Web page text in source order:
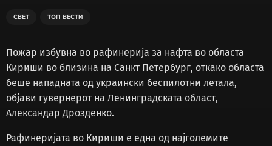
СВЕТ ТОП ВЕСТИ
Пожар избувна во рафинерија за нафта во областа
Кириши во близина на Санкт Петербург, откако областа
беше нападната од украински беспилотни летала,
објави гувернерот на Ленинградската област,
Александар Дрозденко.
Рафинеријата во Кириши е една од најголемите